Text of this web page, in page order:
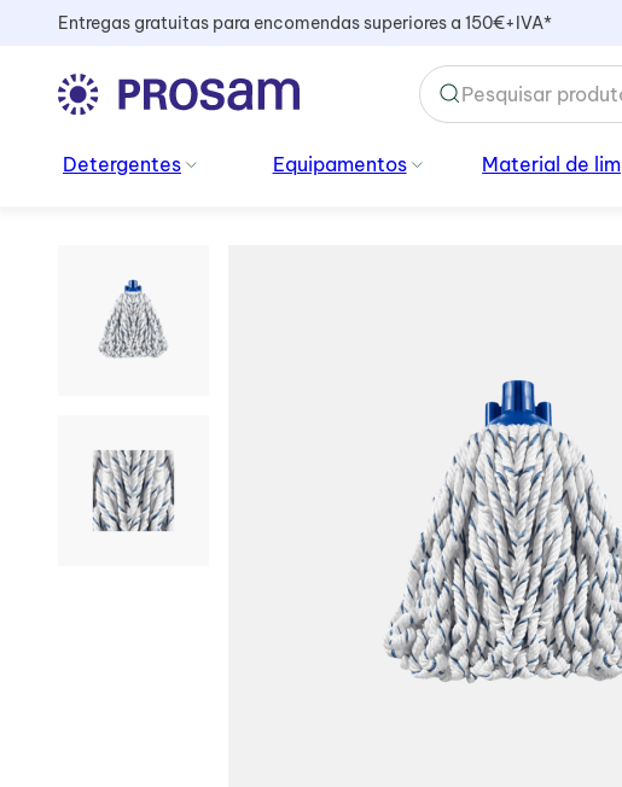
Entregas gratuitas para encomendas superiores a 150€+IVA*
TERMOS MAIS BUSCADOS
kiehl
Detergentes
Equipamentos Material de